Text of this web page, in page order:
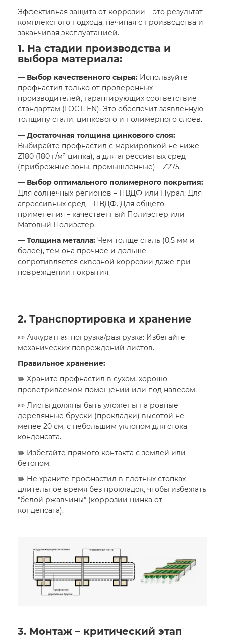
Эффективная защита от коррозии – это результат
комплексного подхода, начиная с производства и
заканчивая эксплуатацией.
1. На стадии производства и
выбора материала:
— Выбор качественного сырья: Используйте
профнастил только от проверенных
производителей, гарантирующих соответствие
стандартам (ГОСТ, EN). Это обеспечит заявленную
толщину стали, цинкового и полимерного слоев.
— Достаточная толщина цинкового слоя:
Выбирайте профнастил с маркировкой не ниже
Z180 (180 г/м² цинка), а для агрессивных сред
(прибрежные зоны, промышленные) – Z275.
— Выбор оптимального полимерного покрытия:
Для солнечных регионов – ПВДФ или Пурал. Для
агрессивных сред – ПВДФ. Для общего
применения – качественный Полиэстер или
Матовый Полиэстер.
— Толщина металла: Чем толще сталь (0.5 мм и
более), тем она прочнее и дольше
сопротивляется сквозной коррозии даже при
повреждении покрытия.
2. Транспортировка и хранение
✏️ Аккуратная погрузка/разгрузка: Избегайте
механических повреждений листов.
Правильное хранение:
✏️ Храните профнастил в сухом, хорошо
проветриваемом помещении или под навесом.
✏️ Листы должны быть уложены на ровные
деревянные бруски (прокладки) высотой не
менее 20 см, с небольшим уклоном для стока
конденсата.
✏️ Избегайте прямого контакта с землей или
бетоном.
✏️ Не храните профнастил в плотных стопках
длительное время без прокладок, чтобы избежать
"белой ржавчины" (коррозии цинка от
конденсата).
3. Монтаж – критический этап